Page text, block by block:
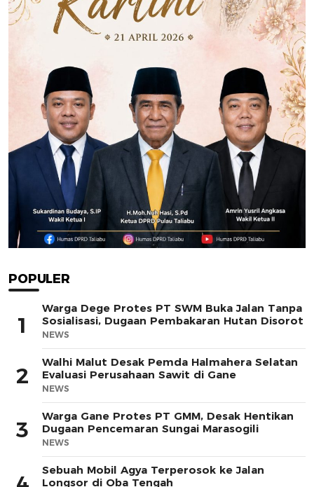
POPULER
1
Warga Dege Protes PT SWM Buka Jalan Tanpa
Sosialisasi, Dugaan Pembakaran Hutan Disorot
NEWS
2
Walhi Malut Desak Pemda Halmahera Selatan
Evaluasi Perusahaan Sawit di Gane
NEWS
3
Warga Gane Protes PT GMM, Desak Hentikan
Dugaan Pencemaran Sungai Marasogili
NEWS
Sebuah Mobil Agya Terperosok ke Jalan
Longsor di Oba Tengah